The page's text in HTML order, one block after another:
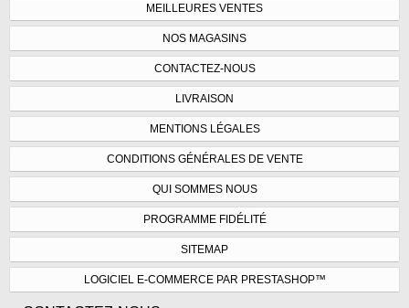
MEILLEURES VENTES
NOS MAGASINS
CONTACTEZ-NOUS
LIVRAISON
MENTIONS LÉGALES
CONDITIONS GÉNÉRALES DE VENTE
QUI SOMMES NOUS
PROGRAMME FIDÉLITÉ
SITEMAP
LOGICIEL E-COMMERCE PAR PRESTASHOP™